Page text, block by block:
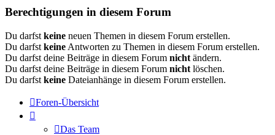
Berechtigungen in diesem Forum
Du darfst keine neuen Themen in diesem Forum erstellen.
Du darfst keine Antworten zu Themen in diesem Forum erstellen.
Du darfst deine Beiträge in diesem Forum nicht ändern.
Du darfst deine Beiträge in diesem Forum nicht löschen.
Du darfst keine Dateianhänge in diesem Forum erstellen.
Foren-Übersicht
Das Team